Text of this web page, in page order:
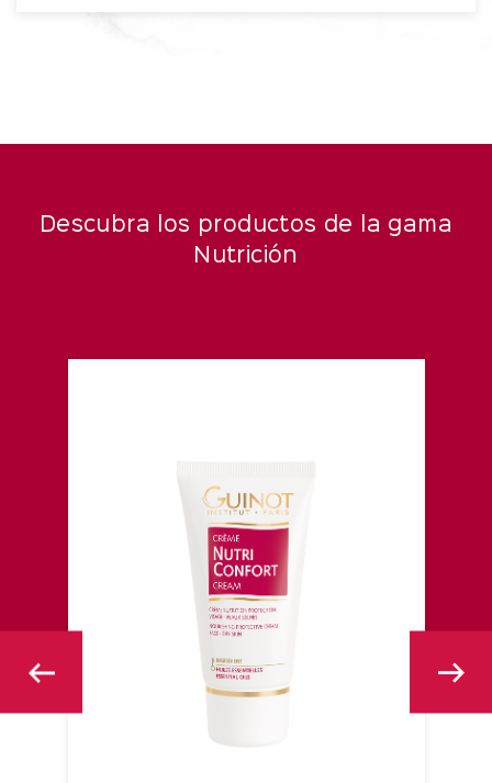
Descubra los productos de la gama
Nutrición